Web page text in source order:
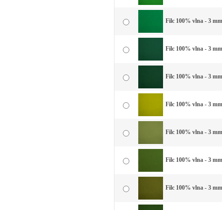
Filc 100% vlna - 3
Filc 100% vlna - 3
Filc 100% vlna - 3
Filc 100% vlna - 3
Filc 100% vlna - 3
Filc 100% vlna - 3
Filc 100% vlna - 3